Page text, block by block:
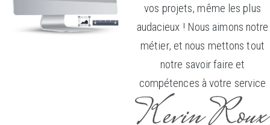
vos projets, même les plus
audacieux ! Nous aimons notre
métier, et nous mettons tout
notre savoir faire et
compétences à votre service